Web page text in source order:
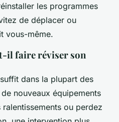
les programmes
de déplacer ou
vous-même.
il faire réviser son
dans la plupart des
nouveaux équipements
ou perdez